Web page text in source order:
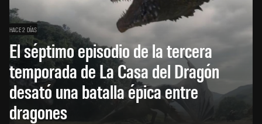
HACE 2 DÍAS
El séptimo episodio de la tercera
temporada de La Casa del Dragón
desató una batalla épica entre
dragones